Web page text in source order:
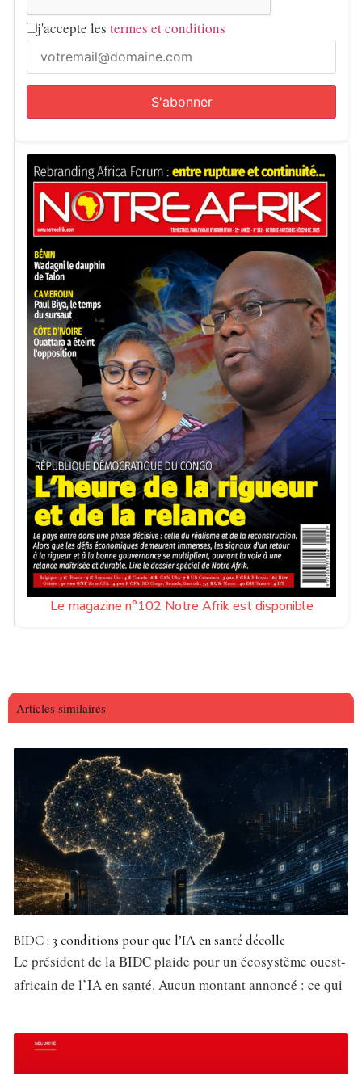
j'accepte les termes et conditions
Le magazine n°102 Notre Afrik est disponible
Articles similaires
BIDC : 3 conditions pour que l’IA en santé décolle
Le président de la BIDC plaide pour un écosystème ouest-
africain de l’IA en santé. Aucun montant annoncé : ce qui